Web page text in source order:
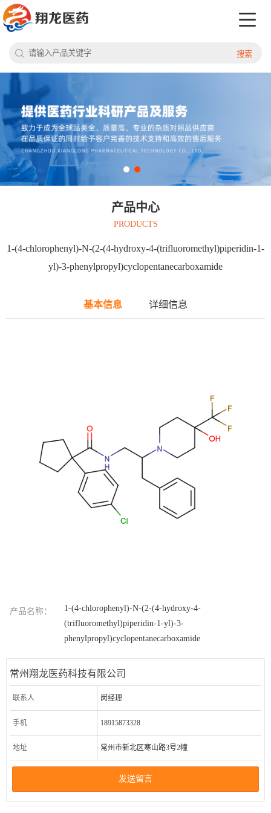
搜索
产品中心
PRODUCTS
1-(4-chlorophenyl)-N-(2-(4-hydroxy-4-(trifluoromethyl)piperidin-1-
yl)-3-phenylpropyl)cyclopentanecarboxamide
基本信息 详细信息
产品名称：
1-(4-chlorophenyl)-N-(2-(4-hydroxy-4-
(trifluoromethyl)piperidin-1-yl)-3-
phenylpropyl)cyclopentanecarboxamide
常州翔龙医药科技有限公司
联系人 闵经理
手机 18915873328
地址 常州市新北区寒山路3号2幢
发送留言